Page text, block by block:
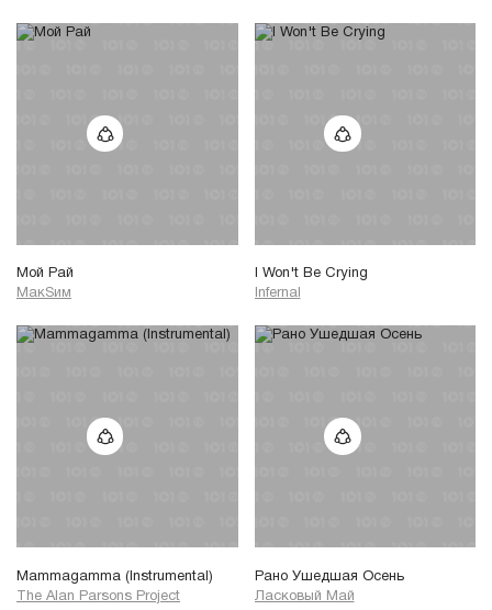
Мой Рай
МакSим
I Won't Be Crying
Infernal
Mammagamma (Instrumental)
The Alan Parsons Project
Рано Ушедшая Осень
Ласковый Май